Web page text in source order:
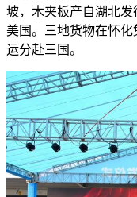
坡，木夹板产自湖北
美国。三地货物在怀
运分赴三国。